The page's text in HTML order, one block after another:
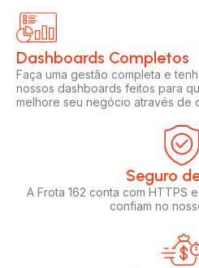
Dashboards Completos​​
Faça uma gestão completa e
nossos dashboards feitos para
melhore seu negócio através de
Seguro
A Frota 162 conta com HTTPS
confiam no